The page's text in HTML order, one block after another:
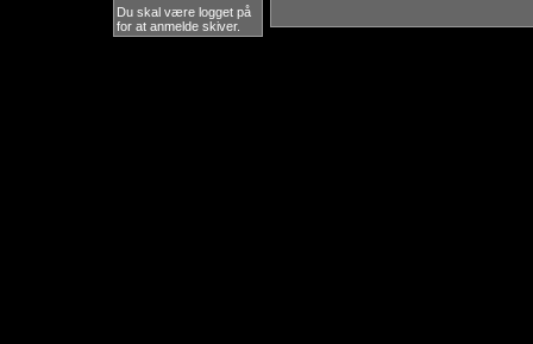
Du skal være logget på
for at anmelde skiver.